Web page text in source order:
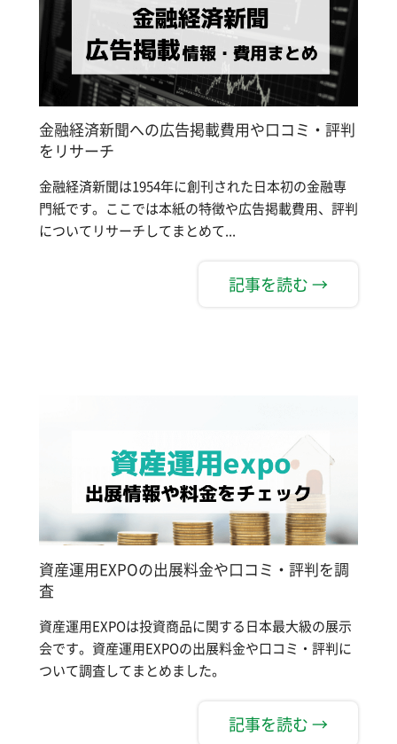
金融経済新聞への広告掲載費用や口コミ・評判
をリサーチ
金融経済新聞は1954年に創刊された日本初の金融専
門紙です。ここでは本紙の特徴や広告掲載費用、評判
についてリサーチしてまとめて...
記事を読む →
資産運用EXPOの出展料金や口コミ・評判を調
査
資産運用EXPOは投資商品に関する日本最大級の展示
会です。資産運用EXPOの出展料金や口コミ・評判に
ついて調査してまとめました。
記事を読む →